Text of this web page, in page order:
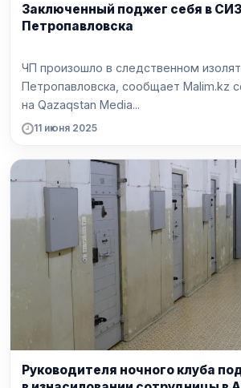
Заключенный поджег себя в
Петропавловска
ЧП произошло в следственном
Петропавловска, сообщает Malim.kz
на Qazaqstan Media...
11 июня 2025
Руководителя ночного клуба